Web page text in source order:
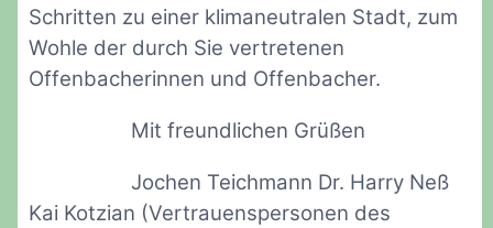
Schritten zu einer klimaneutralen Stadt, zum
Wohle der durch Sie vertretenen
Offenbacherinnen und Offenbacher.
Mit freundlichen Grüßen
Jochen Teichmann Dr. Harry Neß
Kai Kotzian (Vertrauenspersonen des